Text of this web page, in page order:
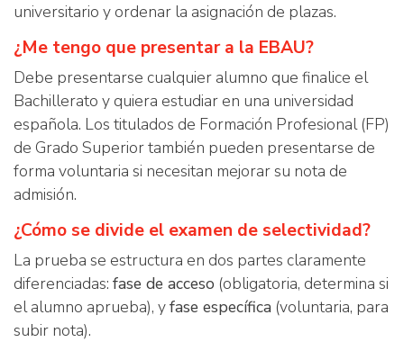
universitario y ordenar la asignación de plazas.
¿Me tengo que presentar a la EBAU?
Debe presentarse cualquier alumno que finalice el
Bachillerato y quiera estudiar en una universidad
española. Los titulados de Formación Profesional (FP)
de Grado Superior también pueden presentarse de
forma voluntaria si necesitan mejorar su nota de
admisión.
¿Cómo se divide el examen de selectividad?
La prueba se estructura en dos partes claramente
diferenciadas: fase de acceso (obligatoria, determina si
el alumno aprueba), yfase específica (voluntaria, para
subir nota).